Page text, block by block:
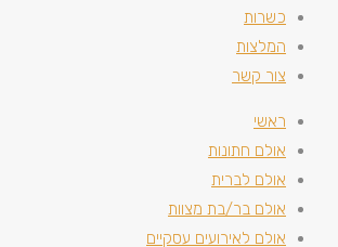
כשרות
המלצות
צור קשר
ראשי
אולם חתונות
אולם לברית
אולם בר/בת מצוות
אולם לאירועים עסקיים